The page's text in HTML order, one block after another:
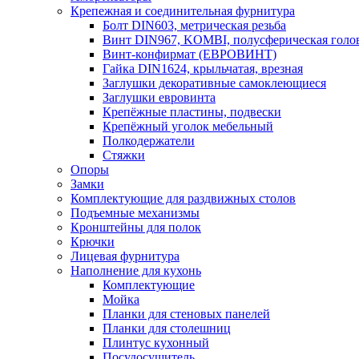
Крепежная и соединительная фурнитура
Болт DIN603, метрическая резьба
Винт DIN967, KOMBI, полусферическая
Винт-конфирмат (ЕВРОВИНТ)
Гайка DIN1624, крыльчатая, врезная
Заглушки декоративные самоклеющиеся
Заглушки евровинта
Крепёжные пластины, подвески
Крепёжный уголок мебельный
Полкодержатели
Стяжки
Опоры
Замки
Комплектующие для раздвижных столов
Подъемные механизмы
Кронштейны для полок
Крючки
Лицевая фурнитура
Наполнение для кухонь
Комплектующие
Мойка
Планки для стеновых панелей
Планки для столешниц
Плинтус кухонный